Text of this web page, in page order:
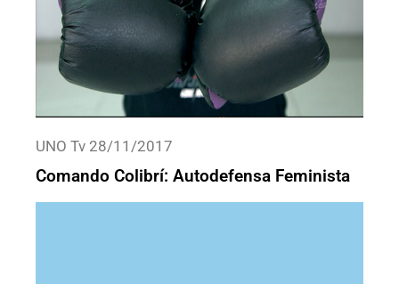
UNO Tv 28/11/2017
Comando Colibrí: Autodefensa Feminista